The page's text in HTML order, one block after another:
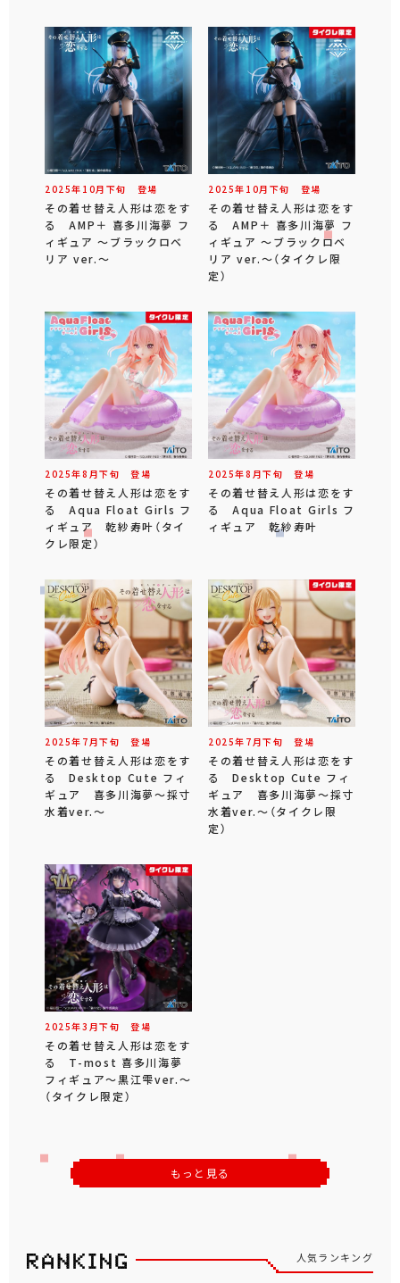
2025年 10月 下旬 登場
その着せ替え人形は恋をす
る AMP＋ 喜多川海夢 フ
ィギュア ～ブラックロベ
リア ver.～
2025年 10月 下旬 登場
その着せ替え人形は恋をす
る AMP＋ 喜多川海夢 フ
ィギュア ～ブラックロベ
リア ver.～（タイクレ限
定）
2025年8 月下旬 登場
その着せ替え人形は恋をす
る Aqua Float Girls フ
ィギュア 乾紗寿叶（タイ
クレ限定）
2025年8 月下旬 登場
その着せ替え人形は恋をす
る Aqua Float Girls フ
ィギュア 乾紗寿叶
2025年 7 月下旬 登場
その着せ替え人形は恋をす
る Desktop Cute フィ
ギュア 喜多川海夢～採寸
水着ver.～
2025年 7 月下旬 登場
その着せ替え人形は恋をす
る Desktop Cute フィ
ギュア 喜多川海夢～採寸
水着ver.～（タイクレ限
定）
2025年3 月下旬 登場
その着せ替え人形は恋をす
る T-most 喜多川海夢
フィギュア～黒江雫ver.～
（タイクレ限定）
もっと見る
人気ランキング